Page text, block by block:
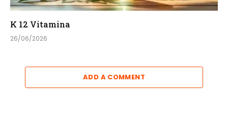
K 12 Vitamina
26/06/2026
ADD A COMMENT